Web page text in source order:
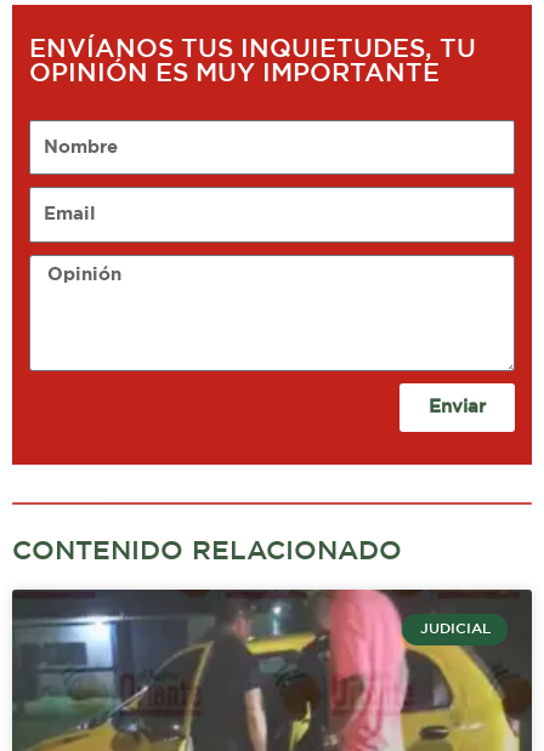
ENVÍANOS TUS INQUIETUDES, TU
OPINIÓN ES MUY IMPORTANTE
Opinión
Enviar
CONTENIDO RELACIONADO
JUDICIAL